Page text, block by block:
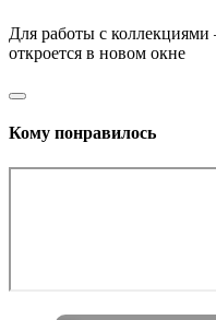
Для работы с коллекциями
откроется в новом окне
Кому понравилось